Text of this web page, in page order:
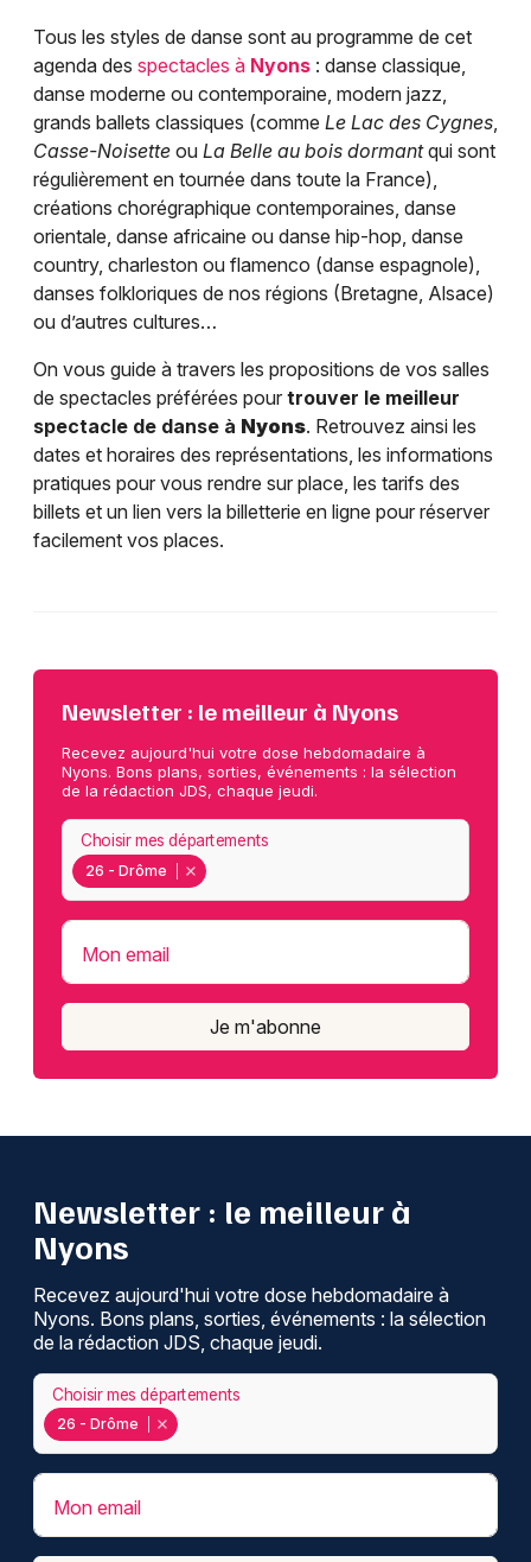
Tous les styles de danse sont au programme de cet
agenda des spectacles à Nyons : danse classique,
danse moderne ou contemporaine, modern jazz,
grands ballets classiques (comme Le Lac des Cygnes,
Casse-Noisette ou La Belle au bois dormantqui sont
régulièrement en tournée dans toute la France),
créations chorégraphique contemporaines, danse
orientale, danse africaine ou danse hip-hop, danse
country, charleston ou flamenco (danse espagnole),
danses folkloriques de nos régions (Bretagne, Alsace)
ou d’autres cultures…
On vous guide à travers les propositions de vos salles
de spectacles préférées pour trouver le meilleur
spectacle de danse à Nyons. Retrouvez ainsi les
dates et horaires des représentations, les informations
pratiques pour vous rendre sur place, les tarifs des
billets et un lien vers la billetterie en ligne pour réserver
facilement vos places.
Newsletter : le meilleur à Nyons
Recevez aujourd'hui votre dose hebdomadaire à
Nyons. Bons plans, sorties, événements : la sélection
de la rédaction JDS, chaque jeudi.
26 - Drôme
Choisir mes départements
Mon email
Je m'abonne
Newsletter : le meilleur à
Nyons
Recevez aujourd'hui votre dose hebdomadaire à
Nyons. Bons plans, sorties, événements : la sélection
de la rédaction JDS, chaque jeudi.
26 - Drôme
Choisir mes départements
Mon email